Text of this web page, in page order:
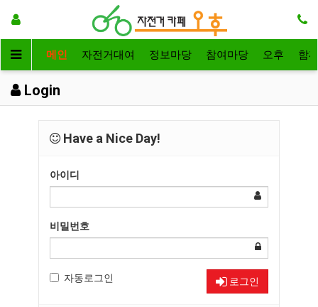
메인 자전거대여 정보마당 참여마당 오후 함
Login
Have a Nice Day!
아이디
비밀번호
자동로그인 로그인